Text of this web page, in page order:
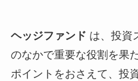
ヘッジファンド は、投資
のなかで重要な役割を果
ポイントをおさえて、投